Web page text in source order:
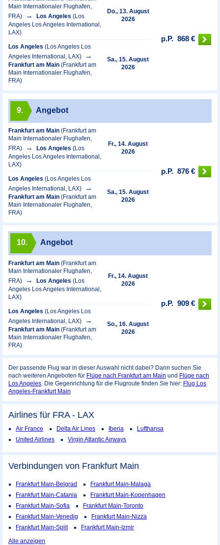
Main Internationaler Flughafen,
FRA)
Los Angeles (Los
Angeles Los Angeles International,
LAX)
Do., 13. August
2026
Los Angeles (Los Angeles Los
Angeles International, LAX)
Frankfurt am Main (Frankfurt am
Main Internationaler Flughafen,
FRA)
Sa., 15. August
2026
p.P. 868 €
9. Angebot
Frankfurt am Main (Frankfurt am
Main Internationaler Flughafen,
FRA)
Los Angeles (Los
Angeles Los Angeles International,
LAX)
Fr., 14. August
2026
Los Angeles (Los Angeles Los
Angeles International, LAX)
Frankfurt am Main (Frankfurt am
Main Internationaler Flughafen,
FRA)
Sa., 15. August
2026
p.P. 876 €
10. Angebot
Frankfurt am Main (Frankfurt am
Main Internationaler Flughafen,
FRA)
Los Angeles (Los
Angeles Los Angeles International,
LAX)
Fr., 14. August
2026
Los Angeles (Los Angeles Los
Angeles International, LAX)
Frankfurt am Main (Frankfurt am
Main Internationaler Flughafen,
FRA)
So., 16. August
2026
p.P. 909 €
Der passende Flug war in dieser Auswahl nicht dabei? Dann suchen Sie
nach weiteren Angeboten für Flüge nach Frankfurt am Main und Flüge nach
Los Angeles . Die Gegenrichtung für die Flugroute finden Sie hier: Flug Los
Angeles-Frankfurt Main
Airlines für FRA - LAX
Air France Delta Air Lines Iberia
Lufthansa
United Airlines
Virgin Atlantic Airways
Verbindungen von Frankfurt Main
Frankfurt Main-Belgrad
Frankfurt Main-Malaga
Frankfurt Main-Catania
Frankfurt Main-Kopenhagen
Frankfurt Main-Sofia
Frankfurt Main-Toronto
Frankfurt Main-Venedig
Frankfurt Main-Nizza
Frankfurt Main-Split
Frankfurt Main-Izmir
Alle anzeigen